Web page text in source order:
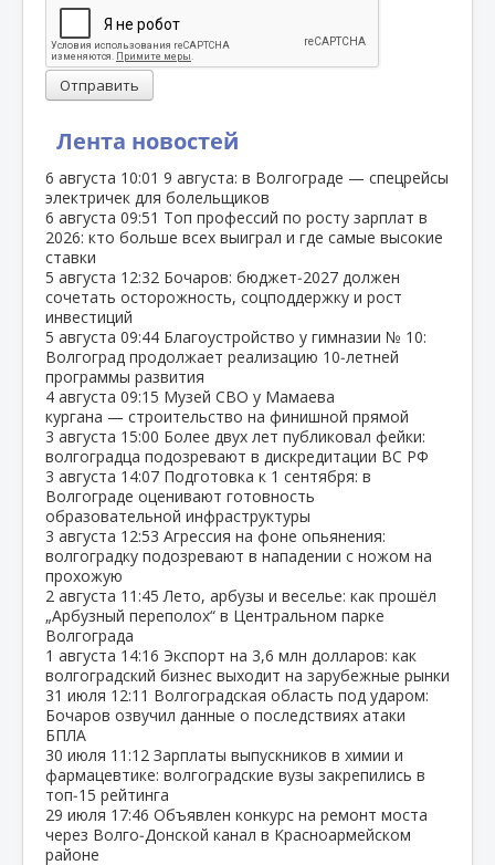
Лента новостей
6 августа 10:01 9 августа: в Волгограде — спецрейсы
электричек для болельщиков
6 августа 09:51 Топ профессий по росту зарплат в
2026: кто больше всех выиграл и где самые высокие
ставки
5 августа 12:32 Бочаров: бюджет‑2027 должен
сочетать осторожность, соцподдержку и рост
инвестиций
5 августа 09:44 Благоустройство у гимназии № 10:
Волгоград продолжает реализацию 10‑летней
программы развития
4 августа 09:15 Музей СВО у Мамаева
кургана — строительство на финишной прямой
3 августа 15:00 Более двух лет публиковал фейки:
волгоградца подозревают в дискредитации ВС РФ
3 августа 14:07 Подготовка к 1 сентября: в
Волгограде оценивают готовность
образовательной инфраструктуры
3 августа 12:53 Агрессия на фоне опьянения:
волгоградку подозревают в нападении с ножом на
прохожую
2 августа 11:45 Лето, арбузы и веселье: как прошёл
„Арбузный переполох“ в Центральном парке
Волгограда
1 августа 14:16 Экспорт на 3,6 млн долларов: как
волгоградский бизнес выходит на зарубежные рынки
31 июля 12:11 Волгоградская область под ударом:
Бочаров озвучил данные о последствиях атаки
БПЛА
30 июля 11:12 Зарплаты выпускников в химии и
фармацевтике: волгоградские вузы закрепились в
топ‑15 рейтинга
29 июля 17:46 Объявлен конкурс на ремонт моста
через Волго‑Донской канал в Красноармейском
районе
Отправить